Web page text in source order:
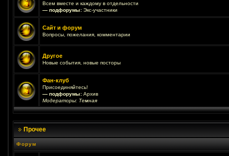
Всем вместе и каждому в отдельности
— подфорумы: Экс-участники
Сайт и форум
Вопросы, пожелания, комментарии
Другое
Новые события, новые посторы
Фан-клуб
Присоединяйтесь!
— подфорумы: Архив
Модераторы: Темная
Прочее
Форум